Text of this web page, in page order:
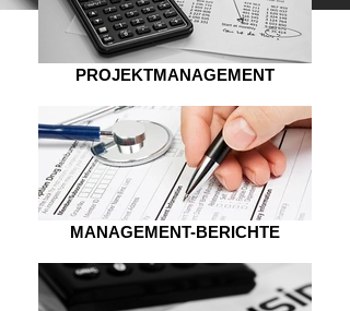
PROJEKTMANAGEMENT
MANAGEMENT-BERICHTE